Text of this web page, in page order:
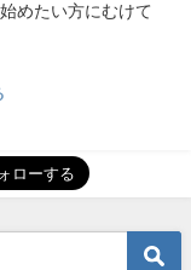
めたい方にむけて